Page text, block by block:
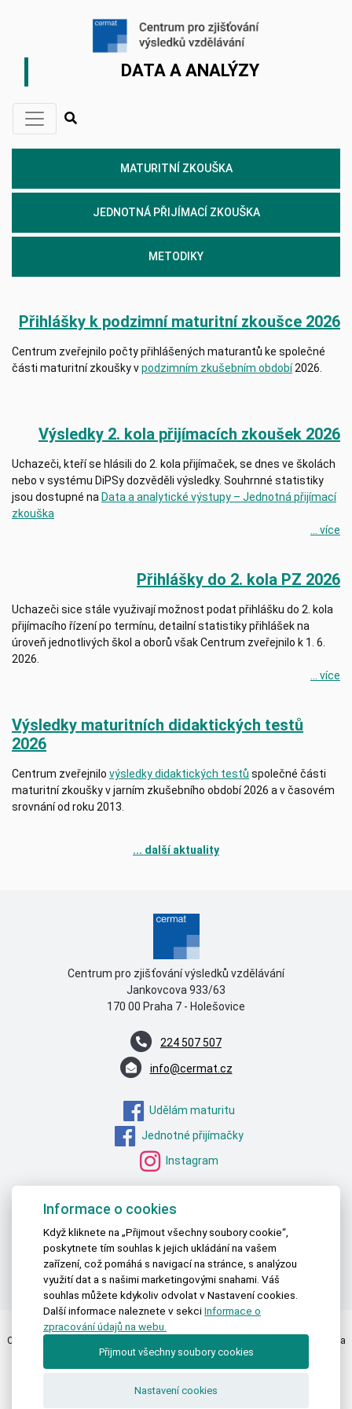
DATA A ANALÝZY
MATURITNÍ ZKOUŠKA
JEDNOTNÁ PŘIJÍMACÍ ZKOUŠKA
METODIKY
Přihlášky k podzimní maturitní zkoušce 2026
Centrum zveřejnilo počty přihlášených maturantů ke společné
části maturitní zkoušky vpodzimním zkušebním období2026.
Výsledky 2. kola přijímacích zkoušek 2026
Uchazeči, kteří se hlásili do 2. kola přijímaček, se dnes ve školách
nebo v systému DiPSy dozvěděli výsledky. Souhrnné statistiky
jsou dostupné na Data a analytické výstupy – Jednotná přijímací
zkouška
... více
Přihlášky do 2. kola PZ 2026
Uchazeči sice stále využivají možnost podat přihlášku do 2. kola
přijímacího řízení po termínu, detailní statistiky přihlášek na
úroveň jednotlivých škol a oborů však Centrum zveřejnilo k 1. 6.
2026.
... více
Výsledky maturitních didaktických testů
2026
Centrum zveřejnilo výsledky didaktických testů společné části
maturitní zkoušky v jarním zkušebního období 2026 a v časovém
srovnání od roku 2013.
... další aktuality
Centrum pro zjišťování výsledků vzdělávání
Jankovcova 933/63
170 00 Praha 7 - Holešovice
224 507 507
info@cermat.cz
Udělám maturitu
Jednotné přijímačky
Instagram
MŠMT – STATISTICKÁ DATA
ČSÚ – STATISTICKÁ DATA
OECD – DATA O VZDĚLÁVÁNÍ
EUROSTAT – DATA O VZDĚLÁVÁNÍ
Centrum pro zjišťování výsledků vzdělávání | © 2026 Všechna práva vyhrazena
Textová verze|Mapa stránek|Prohlášení o přístupnosti
Informace o cookies
Když kliknete na „Přijmout všechny soubory cookie“,
poskytnete tím souhlas k jejich ukládání na vašem
zařízení, což pomáhá s navigací na stránce, s analýzou
využití dat a s našimi marketingovými snahami. Váš
souhlas můžete kdykoliv odvolat v Nastavení cookies.
Další informace naleznete v sekciInformace o
zpracování údajů na webu.
Přijmout všechny soubory cookies
Nastavení cookies